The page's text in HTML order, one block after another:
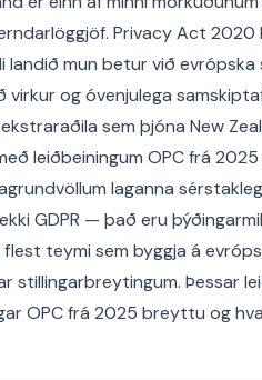
Privacy Act 2020
mun betur við evrópska
virkur og óvenjulega
sem þjóna New
leiðbeiningum OPC frá
laganna
GDPR — það eru
teymi sem byggja á
stillingarbreytingum. Þessar
OPC frá 2025 breyttu og